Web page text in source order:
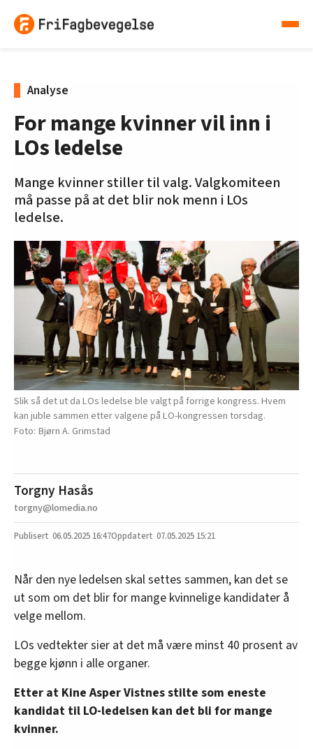
Analyse
For mange kvinner vil inn i
LOs ledelse
Mange kvinner stiller til valg. Valgkomiteen
må passe på at det blir nok menn i LOs
ledelse.
Slik så det ut da LOs ledelse ble valgt på forrige kongress. Hvem
kan juble sammen etter valgene på LO-kongressen torsdag.
Bjørn A. Grimstad
Torgny Hasås
torgny@lomedia.no
06.05.2025 16:47 07.05.2025 15:21
Når den nye ledelsen skal settes sammen, kan det se
ut som om det blir for mange kvinnelige kandidater å
velge mellom.
LOs vedtekter sier at det må være minst 40 prosent av
begge kjønn i alle organer.
Etter at Kine Asper Vistnes stilte som eneste
kandidat til LO-ledelsen kan det bli for mange
kvinner.